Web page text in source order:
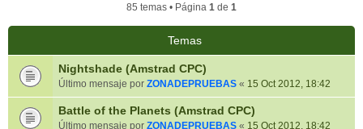
85 temas • Página 1 de 1
Temas
Nightshade (Amstrad CPC)
Último mensaje por ZONADEPRUEBAS « 15 Oct 2012, 18:42
Battle of the Planets (Amstrad CPC)
Último mensaje por ZONADEPRUEBAS « 15 Oct 2012, 18:42